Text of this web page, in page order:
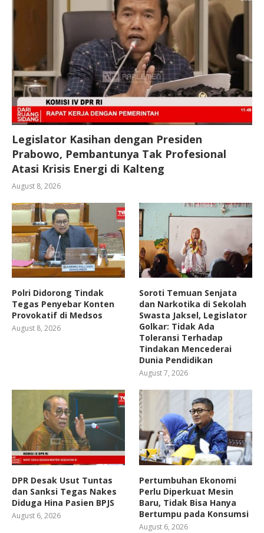
Legislator Kasihan dengan Presiden
Prabowo, Pembantunya Tak Profesional
Atasi Krisis Energi di Kalteng
August 8, 2026
Polri Didorong Tindak
Tegas Penyebar Konten
Provokatif di Medsos
August 8, 2026
Soroti Temuan Senjata
dan Narkotika di Sekolah
Swasta Jaksel, Legislator
Golkar: Tidak Ada
Toleransi Terhadap
Tindakan Mencederai
Dunia Pendidikan
August 7, 2026
DPR Desak Usut Tuntas
dan Sanksi Tegas Nakes
Diduga Hina Pasien BPJS
August 6, 2026
Pertumbuhan Ekonomi
Perlu Diperkuat Mesin
Baru, Tidak Bisa Hanya
Bertumpu pada Konsumsi
August 6, 2026